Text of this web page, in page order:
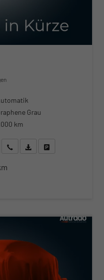
Grau
km
anfragen
Wir rufen Sie anFahrzeugexposé (PDF)
Fahrzeug parken